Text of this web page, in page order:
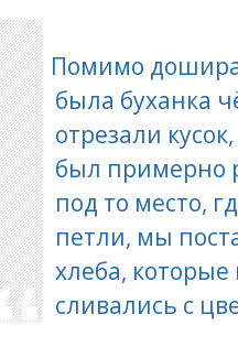
Помимо
была буханка
отрезали
был примерно
под то место,
петли, мы
хлеба, которые
сливались с